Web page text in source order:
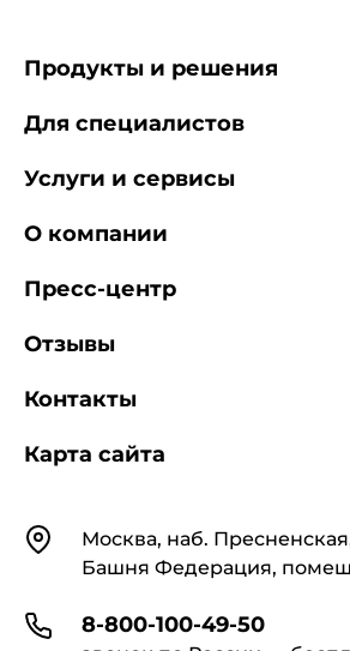
КонтактыМосква, наб. Пресненская,
Башня Федерация,
8-800-100-49-50
Продукты и решения
Для специалистов
Услуги и сервисы
О компании
Пресс-центр
Отзывы
Контакты
Карта сайта